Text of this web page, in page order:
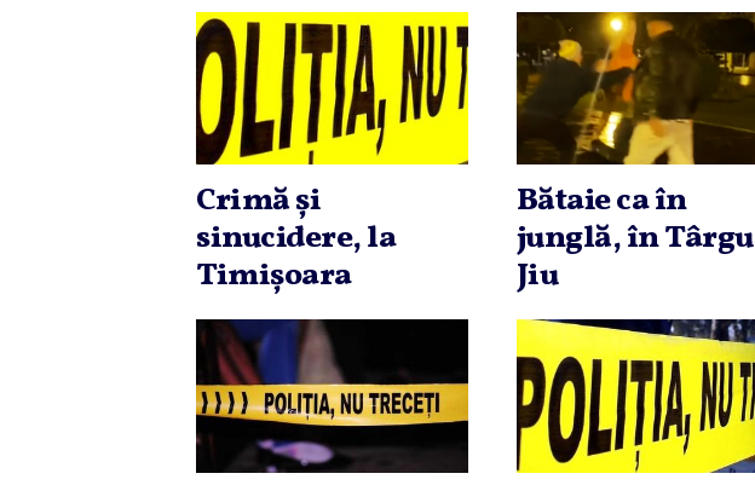
Crimă şi
sinucidere, la
Timişoara
Bătaie ca în
junglă, în Târgu
Jiu